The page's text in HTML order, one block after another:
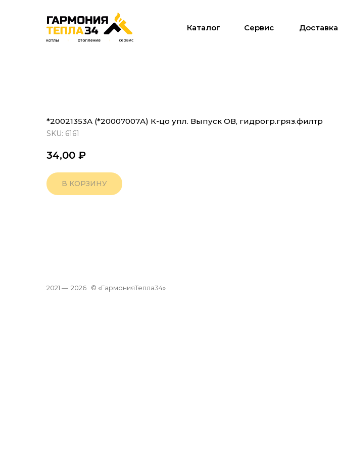
Сервис Доставка
Каталог
*20021353А (*20007007А) К-цо упл. Выпуск ОВ, гидрогр.гряз.филтр
SKU: 6161
34,00 ₽
В КОРЗИНУ
© «ГармонияТепла34»
2026
2021 —